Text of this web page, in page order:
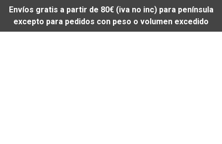
Envíos gratis a partir de 80€ (iva no inc) para península
excepto para pedidos con peso o volumen excedido